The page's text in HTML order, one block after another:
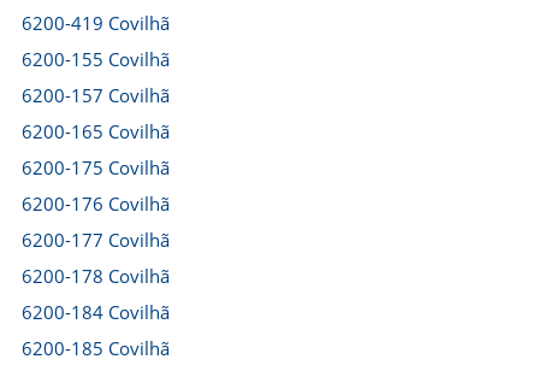
6200-419 Covilhã
6200-155 Covilhã
6200-157 Covilhã
6200-165 Covilhã
6200-175 Covilhã
6200-176 Covilhã
6200-177 Covilhã
6200-178 Covilhã
6200-184 Covilhã
6200-185 Covilhã